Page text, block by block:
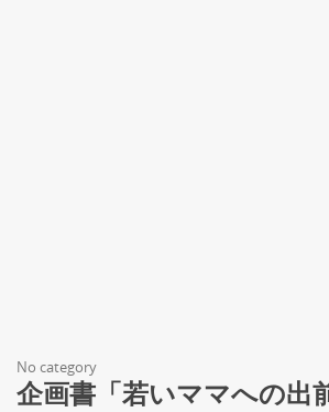
No category
企画書「若いママへの出